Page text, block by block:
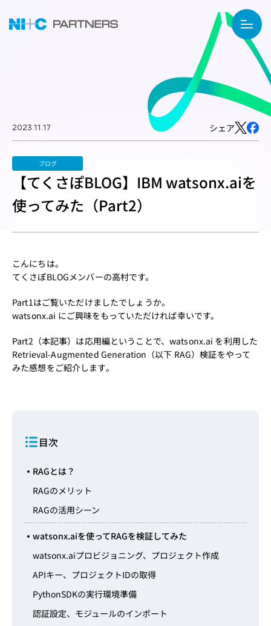
2023.11.17 シェア
ブログ
【てくさぽBLOG】IBM watsonx.aiを
使ってみた（Part2）
こんにちは。
てくさぽBLOGメンバーの高村です。
Part1はご覧いただけましたでしょうか。
watsonx.ai にご興味をもっていただければ幸いです。
Part2（本記事）は応用編ということで、watsonx.ai を利用した
Retrieval-Augmented Generation（以下 RAG）検証をやって
みた感想をご紹介します。
目次
RAGとは？
RAGのメリット
RAGの活用シーン
watsonx.aiを使ってRAGを検証してみた
watsonx.aiプロビジョニング、プロジェクト作成
APIキー、プロジェクトIDの取得
PythonSDKの実行環境準備
認証設定、モジュールのインポート